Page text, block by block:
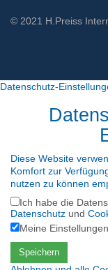
© 2021 H.Preiss
Datenschutz-
Diese Website
Komfort zur
nutzen zu können
Ich habe die
Datenschutz und
Meine
Speichern